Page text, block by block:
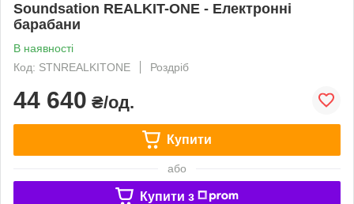
Soundsation REALKIT-ONE - Електронні
барабани
В наявності
Код: STNREALKITONE
Роздріб
44 640 ₴/од.
Купити
або
Купити з